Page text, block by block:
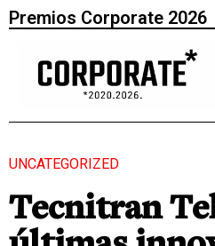
Premios Corporate 2026
UNCATEGORIZED
Tecnitran